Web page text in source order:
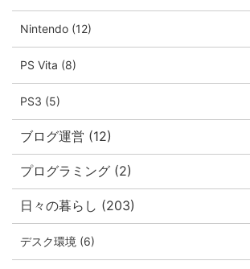
Nintendo (12)
PS Vita (8)
PS3 (5)
ブログ運営 (12)
プログラミング (2)
日々の暮らし (203)
デスク環境 (6)